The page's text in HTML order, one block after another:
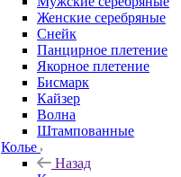
Женские серебряные
Снейк
Панцирное плетение
Якорное плетение
Бисмарк
Кайзер
Волна
Штампованные
Колье
Назад